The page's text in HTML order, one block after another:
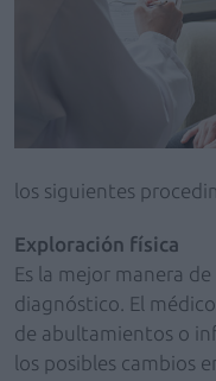
los siguientes
Exploración física
Es la mejor manera
diagnóstico. El
de abultamientos o
los posibles cambios